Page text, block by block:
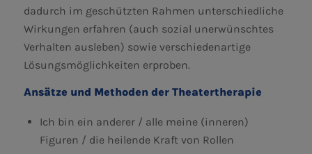
dadurch im geschützten Rahmen unterschiedliche
Wirkungen erfahren (auch sozial unerwünschtes
Verhalten ausleben) sowie verschiedenartige
Lösungsmöglichkeiten erproben.
Ansätze und Methoden der Theatertherapie
Ich bin ein anderer / alle meine (inneren)
Figuren / die heilende Kraft von Rollen